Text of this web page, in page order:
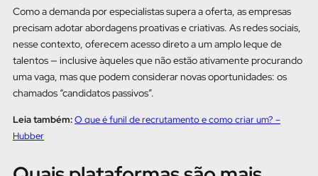
Como a demanda por especialistas supera a oferta, as empresas
precisam adotar abordagens proativas e criativas. As redes sociais,
nesse contexto, oferecem acesso direto a um amplo leque de
talentos — inclusive àqueles que não estão ativamente procurando
uma vaga, mas que podem considerar novas oportunidades: os
chamados “candidatos passivos”.
Leia também:O que é funil de recrutamento e como criar um? –
Hubber